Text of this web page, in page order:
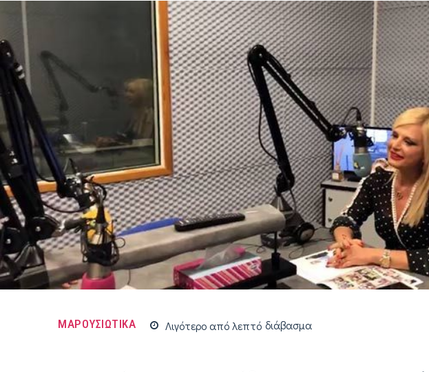
ΜΑΡΟΥΣΙΩΤΙΚΑ Λιγότερο απόλεπτό διάβασμα